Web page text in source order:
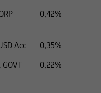
0,42%
Acc
0,35%
GOVT
0,22%
sollecitazione nei
in merito
titoli né possono
dei cittadini